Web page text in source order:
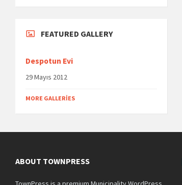
FEATURED GALLERY
Despotun Evi
29 Mayıs 2012
MORE GALLERIES
ABOUT TOWNPRESS